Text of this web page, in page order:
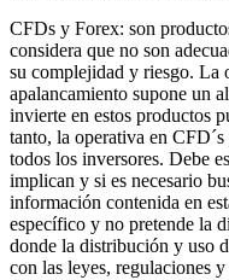
CFDs y Forex: son
considera que no son
su complejidad y riesgo. La
apalancamiento supone un
invierte en estos productos
tanto, la operativa en
todos los inversores. Debe
implican y si es necesario
información contenida en
específico y no pretende la
donde la distribución y uso
con las leyes, regulaciones